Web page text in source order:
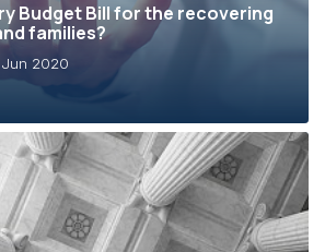
Budget Bill for the recovering
families?
2020